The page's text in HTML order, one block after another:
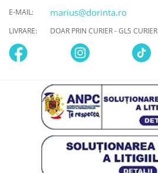
E-MAIL:
marius@dorinta.ro
LIVRARE: DOAR PRIN CURIER - GLS CURIER